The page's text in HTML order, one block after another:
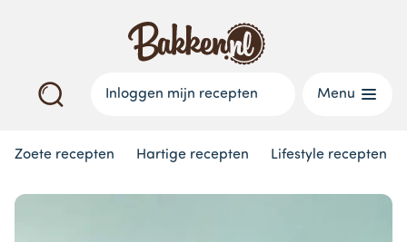
Inloggen mijn recepten Menu
Zoete recepten Hartige recepten Lifestyle recepten